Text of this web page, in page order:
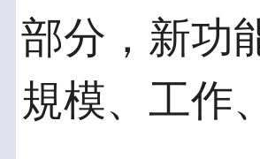
部分，新功
規模、工作